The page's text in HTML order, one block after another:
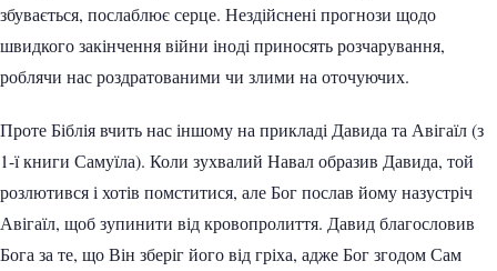
збувається, послаблює серце. Нездійснені прогнози щодо
швидкого закінчення війни іноді приносять розчарування,
роблячи нас роздратованими чи злими на оточуючих.
Проте Біблія вчить нас іншому на прикладі Давида та Авігаїл (з
1-ї книги Самуїла). Коли зухвалий Навал образив Давида, той
розлютився і хотів помститися, але Бог послав йому назустріч
Авігаїл, щоб зупинити від кровопролиття. Давид благословив
Бога за те, що Він зберіг його від гріха, адже Бог згодом Сам